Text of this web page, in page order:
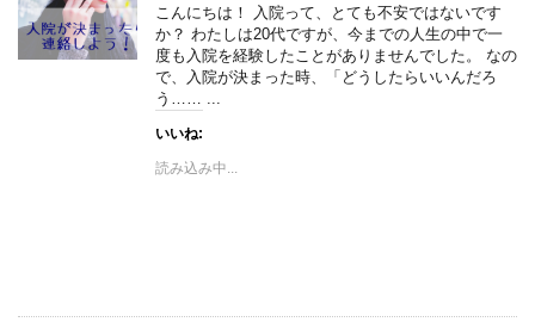
こんにちは！ 入院って、とても不安ではないです
か？ わたしは20代ですが、今までの人生の中で一
度も入院を経験したことがありませんでした。 なの
で、入院が決まった時、「どうしたらいいんだろ
う…… ...
いいね:
読み込み中...